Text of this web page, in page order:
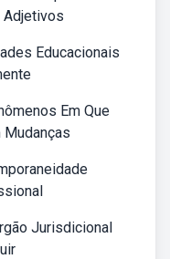
Adjetivos
Educacionais
Em Que
Jurisdicional